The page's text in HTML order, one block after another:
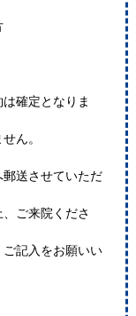
確定となりま
ん。
郵送させていただ
ご来院くださ
ご記入をお願いい